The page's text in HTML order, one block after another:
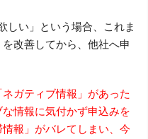
しい」という場合、これま
改善してから、他社へ申
ガティブ情報」があった
情報に気付かず申込みを
報」がバレてしまい、今